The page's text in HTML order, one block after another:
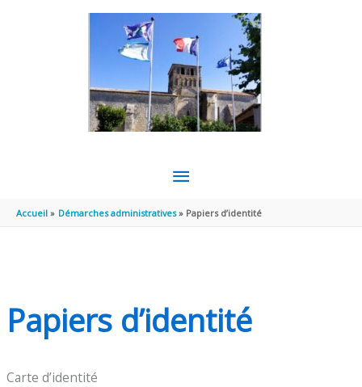
MENU
PRINCIPAL
Accueil Démarches administratives Papiers d’identité
Papiers d’identité
Carte d’identité